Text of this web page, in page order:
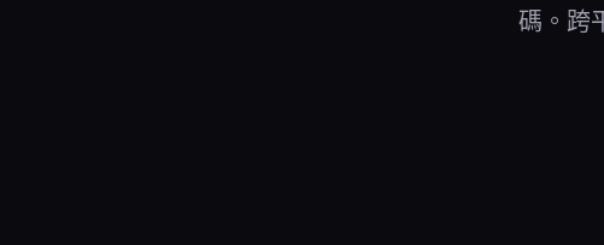
碼。跨